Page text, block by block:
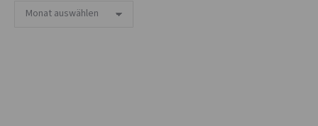
Archiv